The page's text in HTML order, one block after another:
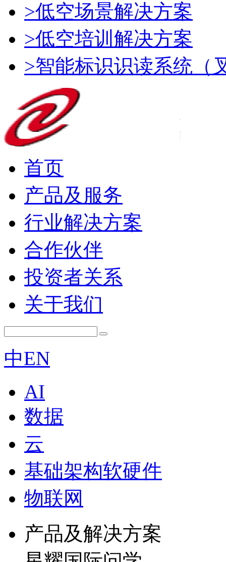
>低空场景解决方案
>低空培训解决方案
>智能标识识读系统（
首页
产品及服务
行业解决方案
合作伙伴
投资者关系
关于我们
中EN
AI
数据
云
基础架构软硬件
物联网
产品及解决方案